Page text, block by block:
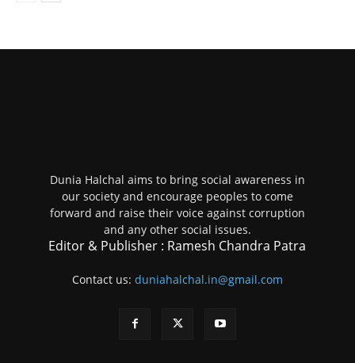
Dunia Halchal aims to bring social awareness in
our society and encourage peoples to come
forward and raise their voice against corruption
and any other social issues.
Editor & Publisher : Ramesh Chandra Patra
Contact us: duniahalchal.in@gmail.com